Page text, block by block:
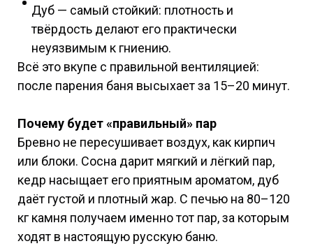
Дуб — самый стойкий: плотность и
твёрдость делают его практически
неуязвимым к гниению.
Всё это вкупе с правильной вентиляцией:
после парения баня высыхает за 15–20 минут.
Почему будет «правильный» пар
Бревно не пересушивает воздух, как кирпич
или блоки. Сосна дарит мягкий и лёгкий пар,
кедр насыщает его приятным ароматом, дуб
даёт густой и плотный жар. С печью на 80–120
кг камня получаем именно тот пар, за которым
ходят в настоящую русскую баню.